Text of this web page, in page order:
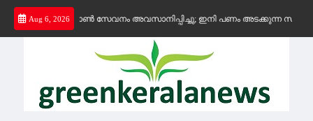
Skip
content
Aug 6, 2026
കെ-ഫോൺ സേവനം അവസാനിപ്പിച്ചു; ഇനി പണം അടക്കുന്ന സ്ഥാപനങ്ങൾക്ക്